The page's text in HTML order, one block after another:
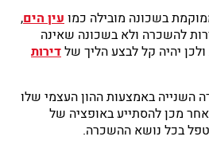
בשכונה מובילה כמו עין הים,
להשכרה ולא בשכונה שאינה
יהיה קל לבצע הליך שלדירות
השנייה באמצעות ההון העצמי שלו
מכן להסתייע באופציה של
בכל נושא ההשכרה.